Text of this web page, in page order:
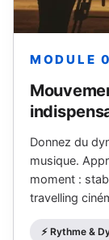
MODULE
Donnez du
musique.
moment :
travelling
⚡️ Rythme &